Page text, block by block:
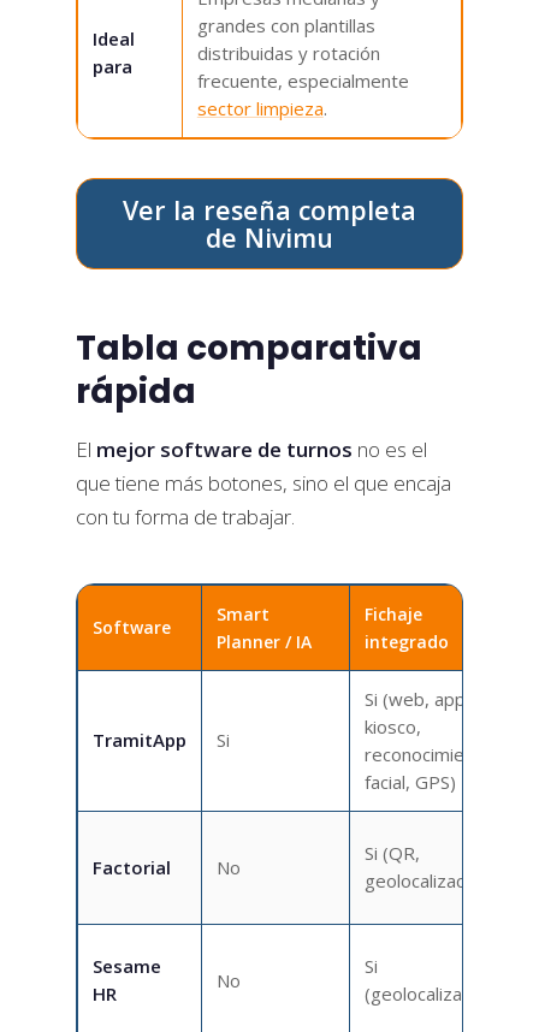
Ideal
para
grandes con plantillas
distribuidas y rotación
frecuente, especialmente
sector limpieza.
Ver la reseña completa
de Nivimu
Tabla comparativa
rápida
El mejor software de turnos no es el
que tiene más botones, sino el que encaja
con tu forma de trabajar.
Software
Smart
Planner / IA
Fichaje
integrado
TramitApp Si
Si (web, app,
kiosco,
reconocimiento
facial, GPS)
Factorial No
Si (QR,
geolocalización)
Sesame
HR
No
Si
(geolocalización)